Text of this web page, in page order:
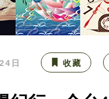
日 收藏